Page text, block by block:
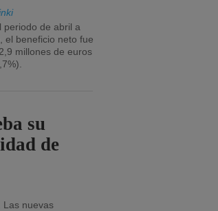
periodo de abril a
el beneficio neto fue
millones de euros
su
de
Las nuevas